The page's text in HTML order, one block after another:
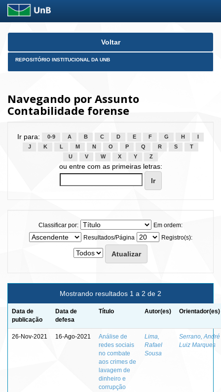
Skip
Voltar
REPOSITÓRIO INSTITUCIONAL DA UNB
Navegando por Assunto
Contabilidade forense
Ir para: 0-9 A B C D E F G H
J
K L M N O P Q R S
T
U
V W X Y Z
ou entre com as primeiras letras:
Classificar por:
Em ordem:
Resultados/Página
Registro(s):
Mostrando resultados 1 a 2 de 2
Data de
publicação
Data de
defesa
Título Autor(es) Orientador(es)
26-Nov-2021 16-Ago-2021
Análise de
redes sociais
no combate
aos crimes de
lavagem de
dinheiro e
corrupção
Lima,
Rafael
Sousa
Serrano, André
Luiz Marques